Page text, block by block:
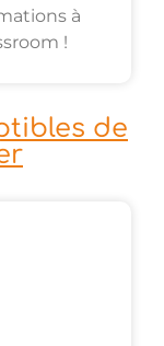
à
!
de